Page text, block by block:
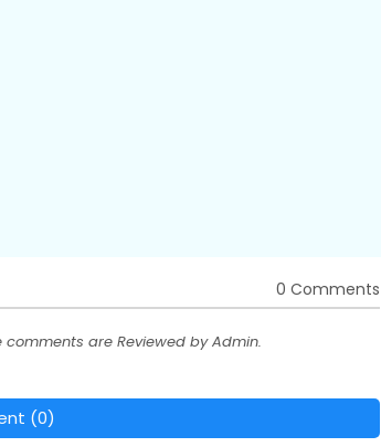
0 Comments
are Reviewed by Admin.
(0)